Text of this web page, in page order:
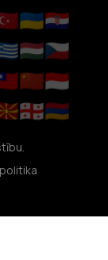
🇺🇦🇭🇷
🇭🇺🇨🇿
🇨🇳🇮🇩
🇬🇪🇦🇲